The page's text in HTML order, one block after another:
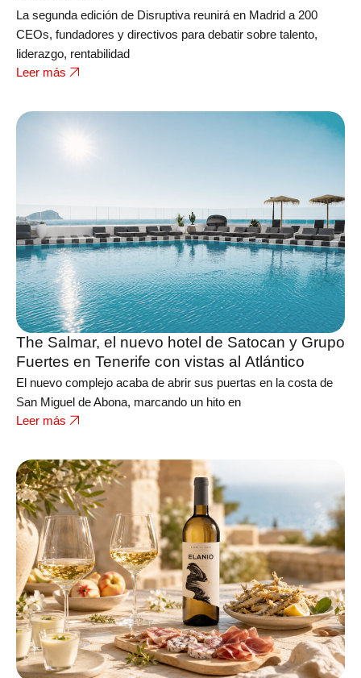
La segunda edición de Disruptiva reunirá en Madrid a 200
CEOs, fundadores y directivos para debatir sobre talento,
liderazgo, rentabilidad
Leer más
The Salmar, el nuevo hotel de Satocan y Grupo
Fuertes en Tenerife con vistas al Atlántico
El nuevo complejo acaba de abrir sus puertas en la costa de
San Miguel de Abona, marcando un hito en
Leer más